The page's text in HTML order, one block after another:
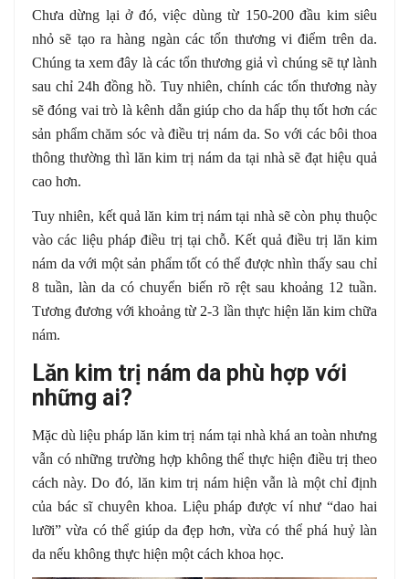
Chưa dừng lại ở đó, việc dùng từ 150-200 đầu kim siêu
nhỏ sẽ tạo ra hàng ngàn các tổn thương vi điểm trên da.
Chúng ta xem đây là các tổn thương giả vì chúng sẽ tự lành
sau chỉ 24h đồng hồ. Tuy nhiên, chính các tổn thương này
sẽ đóng vai trò là kênh dẫn giúp cho da hấp thụ tốt hơn các
sản phẩm chăm sóc và điều trị nám da. So với các bôi thoa
thông thường thì lăn kim trị nám da tại nhà sẽ đạt hiệu quả
cao hơn.
Tuy nhiên, kết quả lăn kim trị nám tại nhà sẽ còn phụ thuộc
vào các liệu pháp điều trị tại chỗ. Kết quả điều trị lăn kim
nám da với một sản phẩm tốt có thể được nhìn thấy sau chỉ
8 tuần, làn da có chuyển biến rõ rệt sau khoảng 12 tuần.
Tương đương với khoảng từ 2-3 lần thực hiện lăn kim chữa
nám.
Lăn kim trị nám da phù hợp với
những ai?
Mặc dù liệu pháp lăn kim trị nám tại nhà khá an toàn nhưng
vẫn có những trường hợp không thể thực hiện điều trị theo
cách này. Do đó, lăn kim trị nám hiện vẫn là một chỉ định
của bác sĩ chuyên khoa. Liệu pháp được ví như “dao hai
lưỡi” vừa có thể giúp da đẹp hơn, vừa có thể phá huỷ làn
da nếu không thực hiện một cách khoa học.